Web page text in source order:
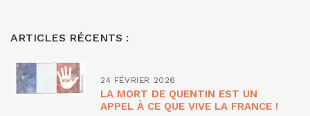
ARTICLES RÉCENTS :
24 FÉVRIER 2026
LA MORT DE QUENTIN EST UN
APPEL À CE QUE VIVE LA FRANCE !